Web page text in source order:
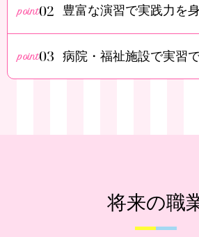
02 豊富な演習で実践力を
03 病院・福祉施設で実習
将来の職